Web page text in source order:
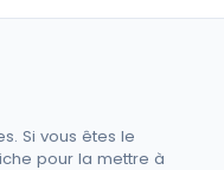
Si vous êtes le
pour la mettre à